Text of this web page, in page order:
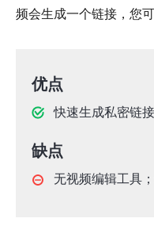
频会生成一个链接，您
优点
快速生成私密链
缺点
无视频编辑工具